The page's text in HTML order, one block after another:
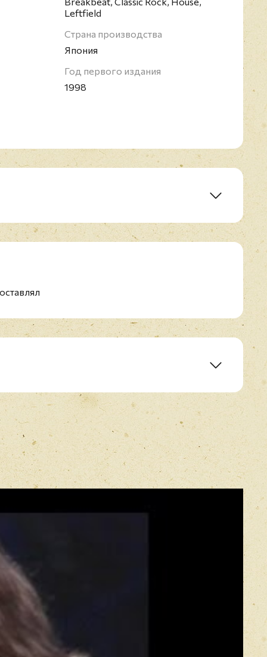
Leftfield
Страна производства
Япония
Год первого издания
1998
With Fluke)
With Fluke Instrumental)
E-mail
Прикрепить фото